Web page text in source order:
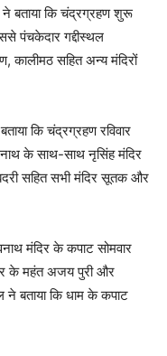
ने बताया कि चंद्रग्रहण शुरू
पंचकेदार गद्दीस्थल
कालीमठ सहित अन्य मंदिरों
कि चंद्रग्रहण रविवार
के साथ-साथ नृसिंह मंदिर
सहित सभी मंदिर सूतक और
मंदिर के कपाट सोमवार
के महंत अजय पुरी और
ने बताया कि धाम के कपाट